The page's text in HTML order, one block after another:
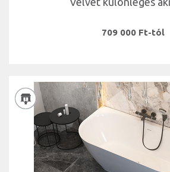
709 000 Ft-tól